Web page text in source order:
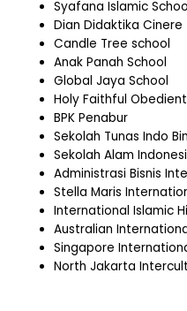
Syafana Islamic
Dian Didaktika Cinere
Candle Tree school
Anak Panah School
Global Jaya School
Holy Faithful
BPK Penabur
Sekolah Tunas Indo
Sekolah Alam
Administrasi Bisnis
Stella Maris
International Islamic
Australian
Singapore
North Jakarta